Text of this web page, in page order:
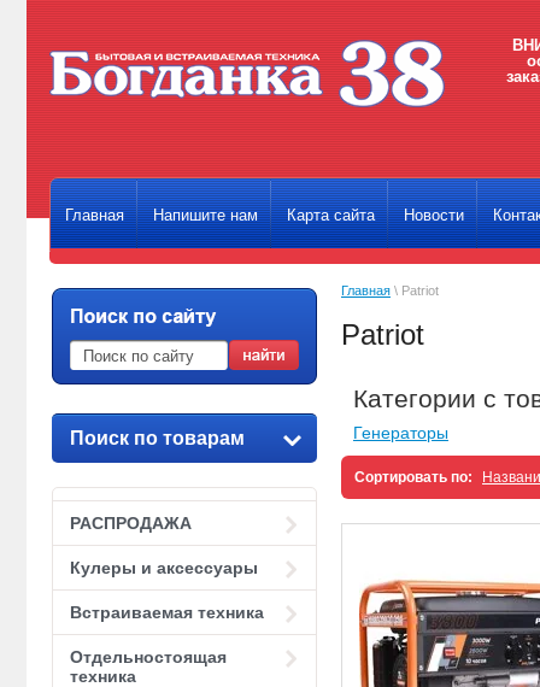
Главная Напишите нам Карта сайта Новости
Поиск по товарам
РАСПРОДАЖА
Кулеры и аксессуары
Встраиваемая техника
Отдельностоящая
техника
Главная \ Patriot
Patriot
Категории с
Генераторы
Сортировать по: